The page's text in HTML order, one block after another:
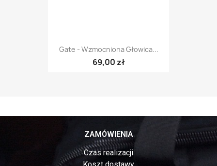
Gate - Wzmocniona Głowica...
69,00 zł
ZAMÓWIENIA
Czas realizacji